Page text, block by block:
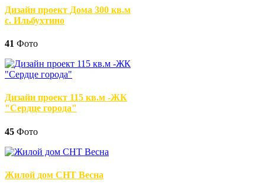
Дизайн проект Дома 300 кв.м
с. Ильбухтино
41 Фото
Дизайн проект 115 кв.м -ЖК
"Сердце города"
45 Фото
Жилой дом СНТ Весна